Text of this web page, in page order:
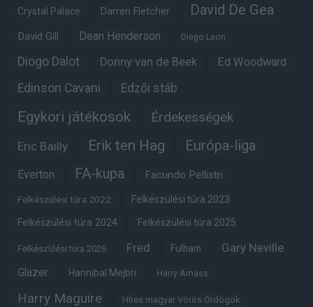
Crystal Palace Darren Fletcher David De Gea
David Gill Dean Henderson Diego Leon
Diogo Dalot Donny van de Beek Ed Woodward
Edinson Cavani Edzői stáb
Egykori játékosok Érdekességek
Eric Bailly Erik ten Hag Európa-liga
Everton FA-kupa Facundo Pellistri
Felkészülési túra 2022 Felkészülési túra 2023
Felkészülési túra 2024 Felkészülési túra 2025
Felkészülési túra 2026 Fred Fulham Gary Neville
Glazer Hannibal Mejbri Harry Amass
Harry Maguire Híres magyar Vörös Ördögök